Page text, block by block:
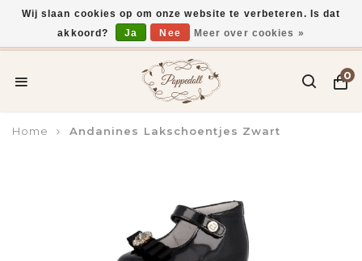
Voor 15:00 uur besteld, vandaag verzonden*
0
Home Andanines Lakschoentjes Zwart
Wij slaan cookies op om onze website te verbeteren. Is dat
akkoord?
Ja Nee Meer over cookies »